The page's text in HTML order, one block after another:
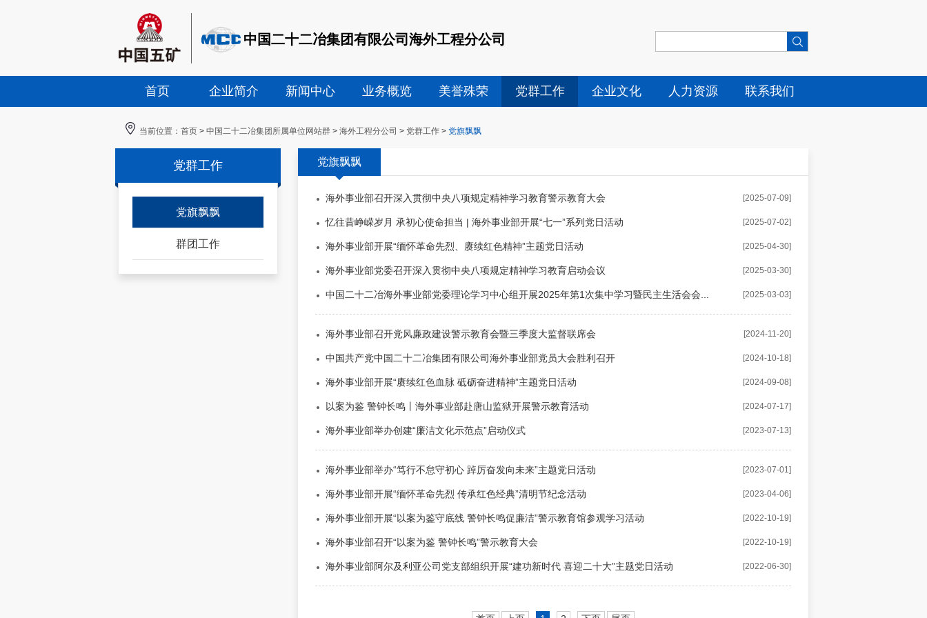
中国二十二冶集团有限公司海外工程分公司
首页 企业简介 新闻中心 业务概览 美誉殊荣 党群工作 企业文化 人力资源 联系我们
当前位置： 首页 > 中国二十二冶集团所属单位网站群 > 海外工程分公司 > 党群工作 > 党旗飘飘
党群工作
党旗飘飘
群团工作
党旗飘飘
[2025-07-09]
海外事业部召开深入贯彻中央八项规定精神学习教育警示教育大会
[2025-07-02]
忆往昔峥嵘岁月 承初心使命担当 | 海外事业部开展“七一”系列党日活动
[2025-04-30]
海外事业部开展“缅怀革命先烈、赓续红色精神”主题党日活动
[2025-03-30]
海外事业部党委召开深入贯彻中央八项规定精神学习教育启动会议
[2025-03-03]
中国二十二冶海外事业部党委理论学习中心组开展2025年第1次集中学习暨民主生活会会...
[2024-11-20]
海外事业部召开党风廉政建设警示教育会暨三季度大监督联席会
[2024-10-18]
中国共产党中国二十二冶集团有限公司海外事业部党员大会胜利召开
[2024-09-08]
海外事业部开展“赓续红色血脉 砥砺奋进精神”主题党日活动
[2024-07-17]
以案为鉴 警钟长鸣丨海外事业部赴唐山监狱开展警示教育活动
[2023-07-13]
海外事业部举办创建“廉洁文化示范点”启动仪式
[2023-07-01]
海外事业部举办“笃行不怠守初心 踔厉奋发向未来”主题党日活动
[2023-04-06]
海外事业部开展“缅怀革命先烈 传承红色经典”清明节纪念活动
[2022-10-19]
海外事业部开展“以案为鉴守底线 警钟长鸣促廉洁”警示教育馆参观学习活动
[2022-10-19]
海外事业部召开“以案为鉴 警钟长鸣”警示教育大会
[2022-06-30]
海外事业部阿尔及利亚公司党支部组织开展“建功新时代 喜迎二十大”主题党日活动